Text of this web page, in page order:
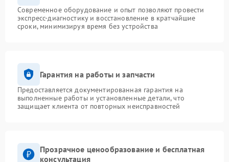
Современное оборудование и опыт позволяют провести
экспресс-диагностику и восстановление в кратчайшие
сроки, минимизируя время без устройства
Гарантия на работы и запчасти
Предоставляется документированная гарантия на
выполненные работы и установленные детали, что
защищает клиента от повторных неисправностей
Прозрачное ценообразование и бесплатная
консультация